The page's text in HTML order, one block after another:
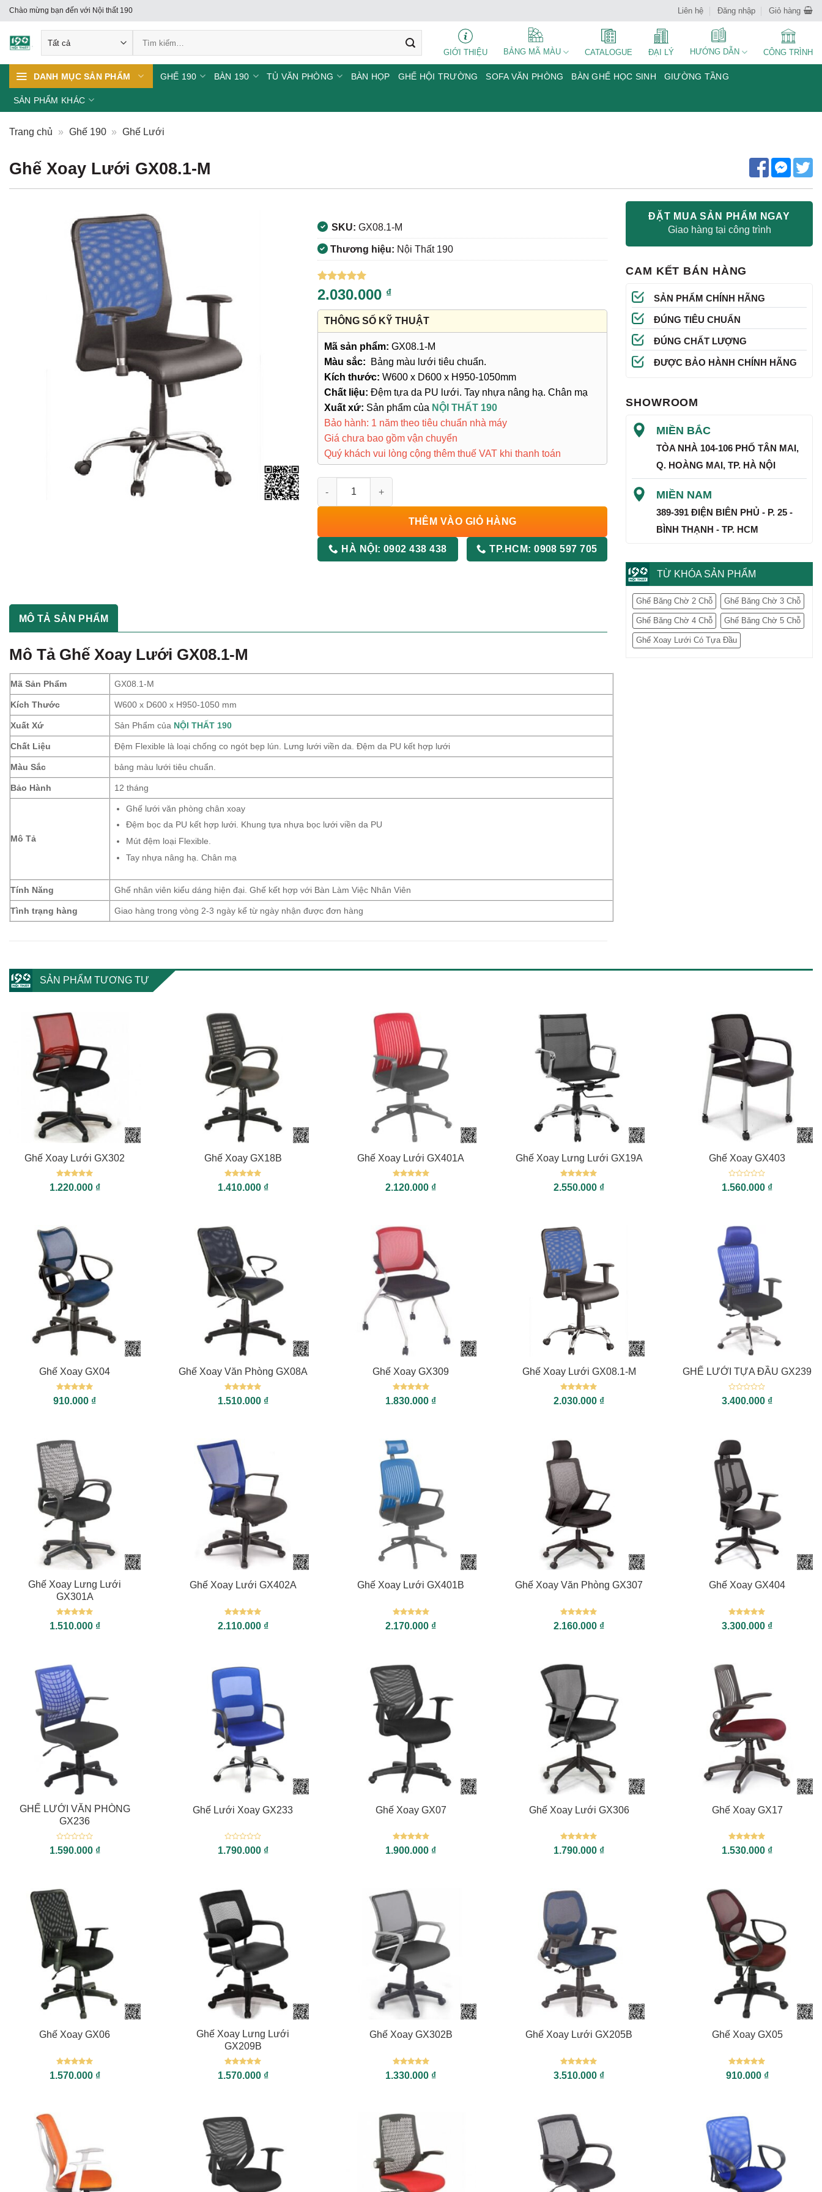
Skip
to
content
Chào mừng bạn đến với Nội thất 190 Liên hệ Đăng nhập Giỏ hàng
kiếm:
GIỚI THIỆU BẢNG MÃ MÀU CATALOGUE ĐẠI LÝ HƯỚNG DẪN CÔNG TRÌNH
DANH MỤC SẢN PHẨM GHẾ 190 BÀN 190 TỦ VĂN PHÒNG BÀN HỌP GHẾ HỘI TRƯỜNG SOFA VĂN PHÒNG BÀN GHẾ HỌC SINH GIƯỜNG TẦNG
SẢN PHẨM KHÁC
Trang chủ » Ghế 190 » Ghế Lưới
Ghế Xoay Lưới GX08.1-M
SKU: GX08.1-M
Thương hiệu: Nội Thất 190
5trên 5
dựa trên
8
đánh giá
2.030.000 ₫
THÔNG SỐ KỸ THUẬT
Mã sản phẩm: GX08.1-M
Màu sắc: Bảng màu lưới tiêu chuẩn.
Kích thước: W600 x D600 x H950-1050mm
Chất liệu: Đệm tựa da PU lưới. Tay nhựa nâng hạ. Chân mạ
Xuất xứ: Sản phẩm của NỘI THẤT 190
Bảo hành: 1 năm theo tiêu chuẩn nhà máy
Giá chưa bao gồm vận chuyển
Quý khách vui lòng cộng thêm thuế VAT khi thanh toán
THÊM VÀO GIỎ HÀNG
HÀ NỘI: 0902 438 438 TP.HCM:0908 597 705
MÔ TẢ SẢN PHẨM
Mô Tả Ghế Xoay Lưới GX08.1-M
Mã Sản Phẩm GX08.1-M
Kích Thước W600 x D600 x H950-1050 mm
Xuất Xứ Sản Phẩm của NỘI THẤT 190
Chất Liệu Đệm Flexible là loại chống co ngót bẹp lún. Lưng lưới viền da. Đệm da PU kết hợp lưới
Màu Sắc bảng màu lưới tiêu chuẩn.
Bảo Hành 12 tháng
Mô Tả
Ghế lưới văn phòng chân xoay
Đệm bọc da PU kết hợp lưới. Khung tựa nhựa bọc lưới viền da PU
Mút đệm loại Flexible.
Tay nhựa nâng hạ. Chân mạ
Tính Năng Ghế nhân viên kiểu dáng hiện đại. Ghế kết hợp với Bàn Làm Việc Nhân Viên
Tình trạng hàng Giao hàng trong vòng 2-3 ngày kể từ ngày nhận được đơn hàng
ĐẶT MUA SẢN PHẨM NGAY
Giao hàng tại công trình
CAM KẾT BÁN HÀNG
SẢN PHẨM CHÍNH HÃNG
ĐÚNG TIÊU CHUẨN
ĐÚNG CHẤT LƯỢNG
ĐƯỢC BẢO HÀNH CHÍNH HÃNG
SHOWROOM
MIỀN BẮC
TÒA NHÀ 104-106 PHỐ TÂN MAI,
Q. HOÀNG MAI, TP. HÀ NỘI
MIỀN NAM
389-391 ĐIỆN BIÊN PHỦ - P. 25 -
BÌNH THẠNH - TP. HCM
TỪ KHÓA SẢN PHẨM
Ghế Băng Chờ 2 Chỗ Ghế Băng Chờ 3 Chỗ
Ghế Băng Chờ 4 Chỗ Ghế Băng Chờ 5 Chỗ
Ghế Xoay Lưới Có Tựa Đầu
SẢN PHẨM TƯƠNG TỰ
Ghế Xoay Lưới GX302
Được xếp
hạng55
1.220.000 ₫
Ghế Xoay GX18B
Được xếp
hạng55
1.410.000 ₫
Ghế Xoay Lưới GX401A
Được xếp
hạng55
2.120.000 ₫
Ghế Xoay Lưng Lưới GX19A
Được xếp
hạng55
2.550.000 ₫
Ghế Xoay GX403
Được
xếp
1.560.000 ₫
Ghế Xoay GX04
Được xếp
hạng55
910.000 ₫
Ghế Xoay Văn Phòng GX08A
Được xếp
hạng55
1.510.000 ₫
Ghế Xoay GX309
Được xếp
hạng55
1.830.000 ₫
Ghế Xoay Lưới GX08.1-M
Được xếp
hạng55
2.030.000 ₫
GHẾ LƯỚI TỰA ĐẦU GX239
Được
xếp
3.400.000 ₫
Ghế Xoay Lưng Lưới
GX301A
Được xếp
hạng55
1.510.000 ₫
Ghế Xoay Lưới GX402A
Được xếp
hạng55
2.110.000 ₫
Ghế Xoay Lưới GX401B
Được xếp
hạng55
2.170.000 ₫
Ghế Xoay Văn Phòng GX307
Được xếp
hạng55
2.160.000 ₫
Ghế Xoay GX404
Được xếp
hạng55
3.300.000 ₫
GHẾ LƯỚI VĂN PHÒNG
GX236
Được
xếp
1.590.000 ₫
Ghế Lưới Xoay GX233
Được
xếp
1.790.000 ₫
Ghế Xoay GX07
Được xếp
hạng55
1.900.000 ₫
Ghế Xoay Lưới GX306
Được xếp
hạng55
1.790.000 ₫
Ghế Xoay GX17
Được xếp
hạng55
1.530.000 ₫
Ghế Xoay GX06
Được xếp
hạng55
1.570.000 ₫
Ghế Xoay Lưng Lưới
GX209B
Được xếp
hạng55
1.570.000 ₫
Ghế Xoay GX302B
Được xếp
hạng55
1.330.000 ₫
Ghế Xoay Lưới GX205B
Được xếp
hạng55
3.510.000 ₫
Ghế Xoay GX05
Được xếp
hạng55
910.000 ₫